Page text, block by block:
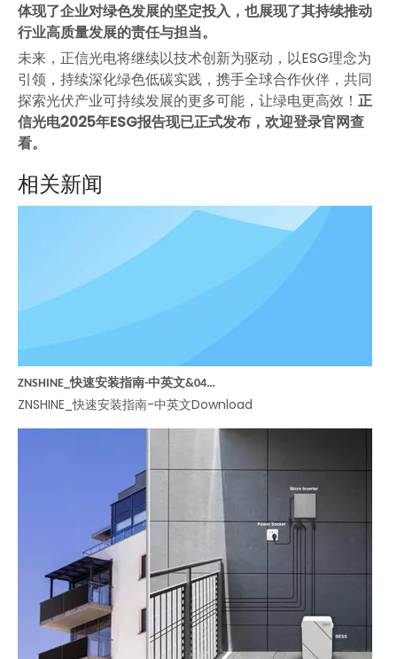
体现了企业对绿色发展的坚定投入，也展现了其持续推动
行业高质量发展的责任与担当。
未来，正信光电将继续以技术创新为驱动，以ESG理念为
引领，持续深化绿色低碳实践，携手全球合作伙伴，共同
探索光伏产业可持续发展的更多可能，让绿电更高效！ 正
信光电2025年ESG报告现已正式发布，欢迎登录官网查
看。
相关新闻
ZNSHINE_快速安装指南-中英文Download